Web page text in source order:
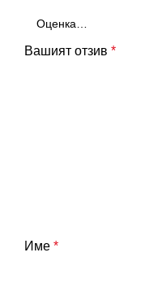
Вашият отзив *
Име *